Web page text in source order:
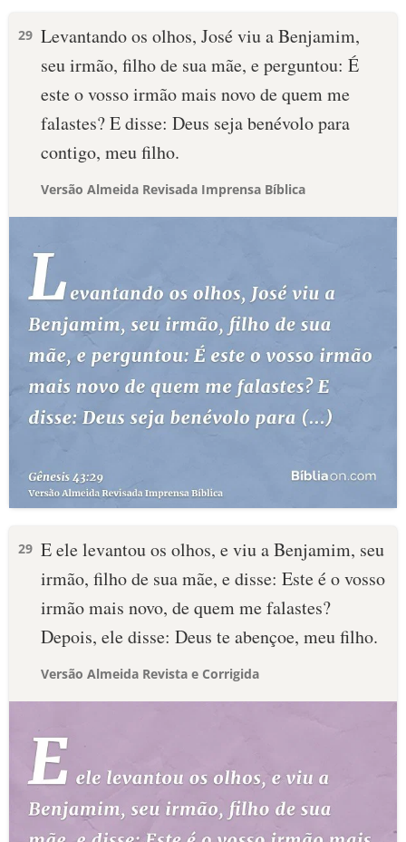
29 Levantando os olhos, José viu a Benjamim,
seu irmão, filho de sua mãe, e perguntou: É
este o vosso irmão mais novo de quem me
falastes? E disse: Deus seja benévolo para
contigo, meu filho.
Versão Almeida Revisada Imprensa Bíblica
29 E ele levantou os olhos, e viu a Benjamim, seu
irmão, filho de sua mãe, e disse: Este é o vosso
irmão mais novo, de quem me falastes?
Depois, ele disse: Deus te abençoe, meu filho.
Versão Almeida Revista e Corrigida